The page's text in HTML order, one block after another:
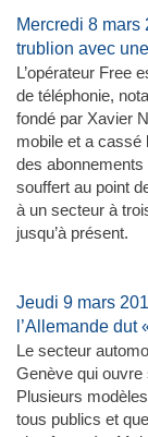
Mercredi 8 mars
trublion avec
L’opérateur Free
de téléphonie,
fondé par Xavier
mobile et a cassé
des
souffert au point
à un secteur à
jusqu’à présent.
Jeudi 9 mars
l’Allemande dut
Le secteur
Genève qui ouvre
Plusieurs
tous publics et